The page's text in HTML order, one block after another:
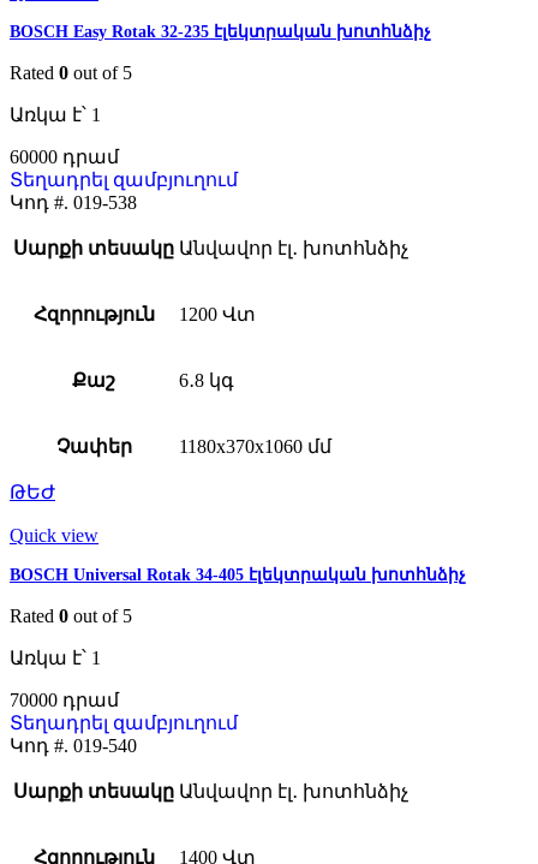
BOSCH Easy Rotak 32-235 էլեկտրական խոտհնձիչ
Rated 0 out of 5
Առկա է՝ 1
60000
Տեղադրել զամբյուղում
Կոդ #. 019-538
Սարքի տեսակը Անվավոր էլ․ խոտհնձիչ
Հզորություն 1200 Վտ
Քաշ 6․8 կգ
Չափեր 1180x370x1060 մմ
ԹԵԺ
Quick view
BOSCH Universal Rotak 34-405 էլեկտրական խոտհնձիչ
Rated 0 out of 5
Առկա է՝ 1
70000
Տեղադրել զամբյուղում
Կոդ #. 019-540
Սարքի տեսակը Անվավոր էլ․ խոտհնձիչ
Հզորություն 1400 Վտ